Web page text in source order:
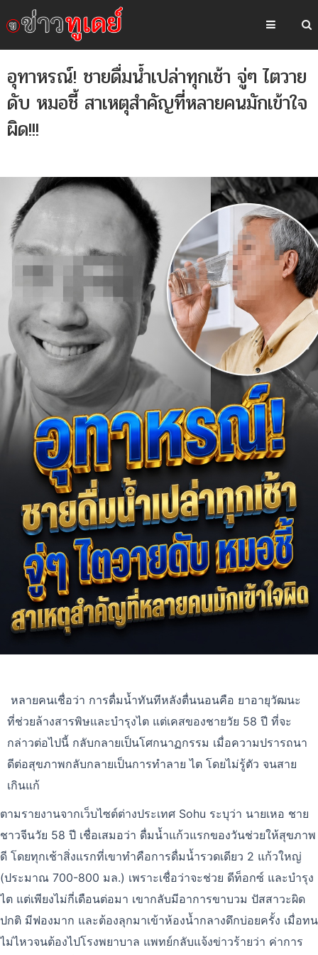
อุทาหรณ์! ชายดื่มน้ำเปล่าทุกเช้า จู่ๆ ไตวาย
ดับ หมอชี้ สาเหตุสำคัญที่หลายคนมักเข้าใจ
ผิด!!!
หลายคนเชื่อว่า การดื่มน้ำทันทีหลังตื่นนอนคือ ยาอายุวัฒนะ
ที่ช่วยล้างสารพิษและบำรุงไต แต่เคสของชายวัย 58 ปี ที่จะ
กล่าวต่อไปนี้ กลับกลายเป็นโศกนาฏกรรม เมื่อความปรารถนา
ดีต่อสุขภาพกลับกลายเป็นการทำลาย ไต โดยไม่รู้ตัว จนสาย
เกินแก้
ตามรายงานจากเว็บไซต์ต่างประเทศ Sohu ระบุว่า นายเหอ ชาย
ชาวจีนวัย 58 ปี เชื่อเสมอว่า ดื่มน้ำแก้วแรกของวันช่วยให้สุขภาพ
ดี โดยทุกเช้าสิ่งแรกที่เขาทำคือการดื่มน้ำรวดเดียว 2 แก้วใหญ่
(ประมาณ 700-800 มล.) เพราะเชื่อว่าจะช่วย ดีท็อกซ์ และบำรุง
ไต แต่เพียงไม่กี่เดือนต่อมา เขากลับมีอาการขาบวม ปัสสาวะผิด
ปกติ มีฟองมาก และต้องลุกมาเข้าห้องน้ำกลางดึกบ่อยครั้ง เมื่อทน
ไม่ไหวจนต้องไปโรงพยาบาล แพทย์กลับแจ้งข่าวร้ายว่า ค่าการ